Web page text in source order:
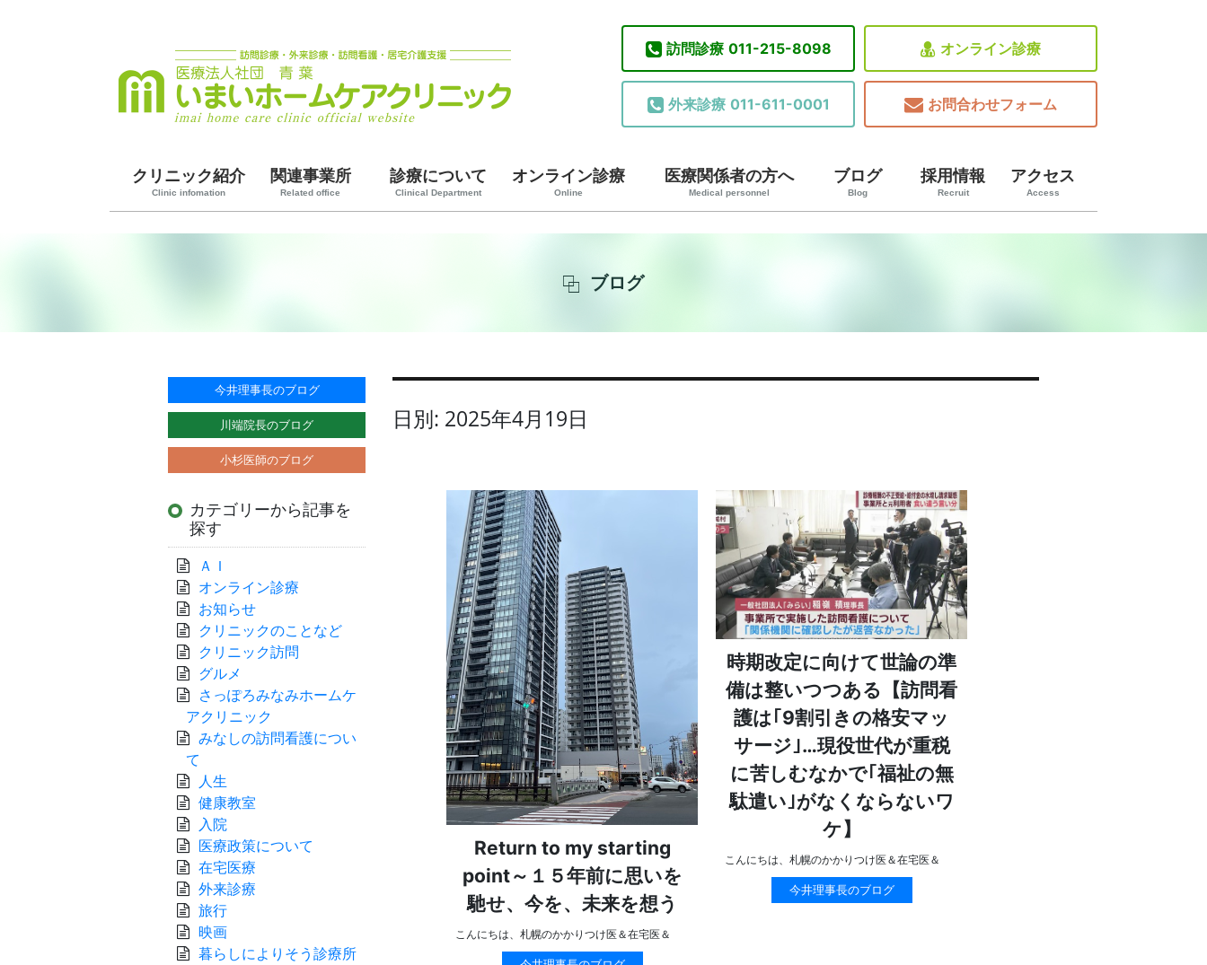
訪問診療 011-215-8098
外来診療 011-611-0001
オンライン診療
お問合わせフォーム
クリニック紹介
Clinic infomation
関連事業所
Related office
診療について
Clinical Department
オンライン診療
Online
医療関係者の方へ
Medical personnel
ブログ
Blog
採用情報
Recruit
アクセス
Access
ブログ
日別: 2025年4月19日
Return to my starting
point～１５年前に思いを
馳せ、今を、未来を想う
こんにちは、札幌のかかりつけ医＆在宅医＆
時期改定に向けて世論の準
備は整いつつある【訪問看
護は｢9割引きの格安マッ
サージ｣…現役世代が重税
に苦しむなかで｢福祉の無
駄遣い｣がなくならないワ
ケ】
こんにちは、札幌のかかりつけ医＆在宅医＆
今井理事長のブログ
今井理事長のブログ
川端院長のブログ
小杉医師のブログ
カテゴリーから記事を
探す
ＡＩ
オンライン診療
お知らせ
クリニックのことなど
クリニック訪問
グルメ
さっぽろみなみホームケ
アクリニック
みなしの訪問看護につい
て
人生
健康教室
入院
医療政策について
在宅医療
外来診療
旅行
映画
暮らしによりそう診療所